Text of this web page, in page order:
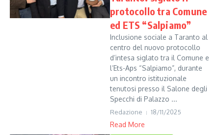
protocollo tra Comune
ed ETS “Salpiamo”
Inclusione sociale a Taranto al
centro del nuovo protocollo
d’intesa siglato tra il Comune e
l’Ets-Aps “Salpiamo”, durante
un incontro istituzionale
tenutosi presso il Salone degli
Specchi di Palazzo ...
Redazione 18/11/2025
Read More